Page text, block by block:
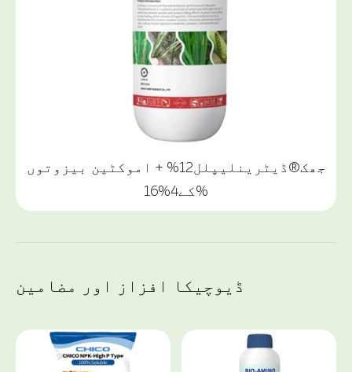
جھک®ڈیٹرینلیپلل12% + اموکٹین بیزوتوں
کے4%16%
ڈیوچیکا افزاز اور مضامین